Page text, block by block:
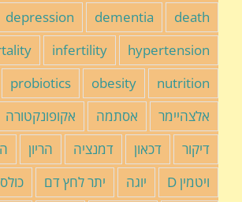
death
dementia
depression
hypertension
infertility
nutrition
obesity
probiotics
אלצהיימר
אסתמה אקופונקטורה
דיקור
דכאון דמנציה הריון
ויטמין D
יוגה יתר לחץ דם